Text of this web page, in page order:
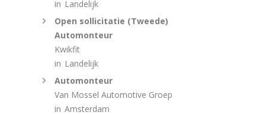
in Landelijk
Open sollicitatie (Tweede)
Automonteur
Kwikfit
in Landelijk
Automonteur
Van Mossel Automotive Groep
in Amsterdam